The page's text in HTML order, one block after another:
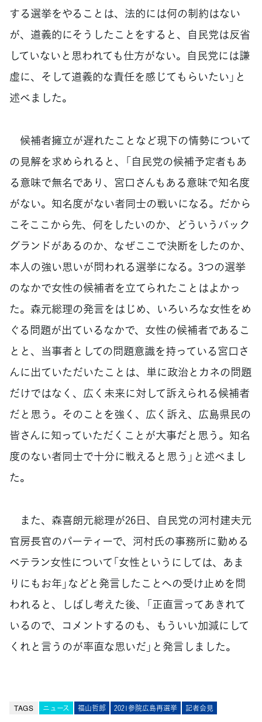
する選挙をやることは、法的には何の制約はない
が、道義的にそうしたことをすると、自民党は反省
していないと思われても仕方がない。自民党には謙
虚に、そして道義的な責任を感じてもらいたい」と
述べました。
候補者擁立が遅れたことなど現下の情勢について
の見解を求められると、「自民党の候補予定者もあ
る意味で無名であり、宮口さんもある意味で知名度
がない。知名度がない者同士の戦いになる。だから
こそここから先、何をしたいのか、どういうバック
グランドがあるのか、なぜここで決断をしたのか、
本人の強い思いが問われる選挙になる。3つの選挙
のなかで女性の候補者を立てられたことはよかっ
た。森元総理の発言をはじめ、いろいろな女性をめ
ぐる問題が出ているなかで、女性の候補者であるこ
とと、当事者としての問題意識を持っている宮口さ
んに出ていただいたことは、単に政治とカネの問題
だけではなく、広く未来に対して訴えられる候補者
だと思う。そのことを強く、広く訴え、広島県民の
皆さんに知っていただくことが大事だと思う。知名
度のない者同士で十分に戦えると思う」と述べまし
た。
また、森喜朗元総理が26日、自民党の河村建夫元
官房長官のパーティーで、河村氏の事務所に勤める
ベテラン女性について「女性というにしては、あま
りにもお年」などと発言したことへの受け止めを問
われると、しばし考えた後、「正直言ってあきれて
いるので、コメントするのも、もういい加減にして
くれと言うのが率直な思いだ」と発言しました。
TAGS ニュース 福山哲郎 2021参院広島再選挙 記者会見